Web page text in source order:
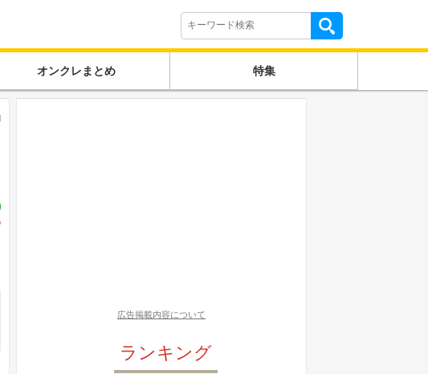
オンクレまとめ 特集
広告掲載内容について
ランキング